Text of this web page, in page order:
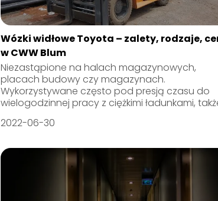
Wózki widłowe Toyota – zalety, rodzaje,
w CWW Blum
Niezastąpione na halach magazynowych,
placach budowy czy magazynach.
Wykorzystywane często pod presją czasu do
wielogodzinnej pracy z ciężkimi ładunkami,
2022-06-30